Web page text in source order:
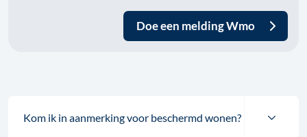
Doe een melding Wmo
Kom ik in aanmerking voor beschermd wonen?